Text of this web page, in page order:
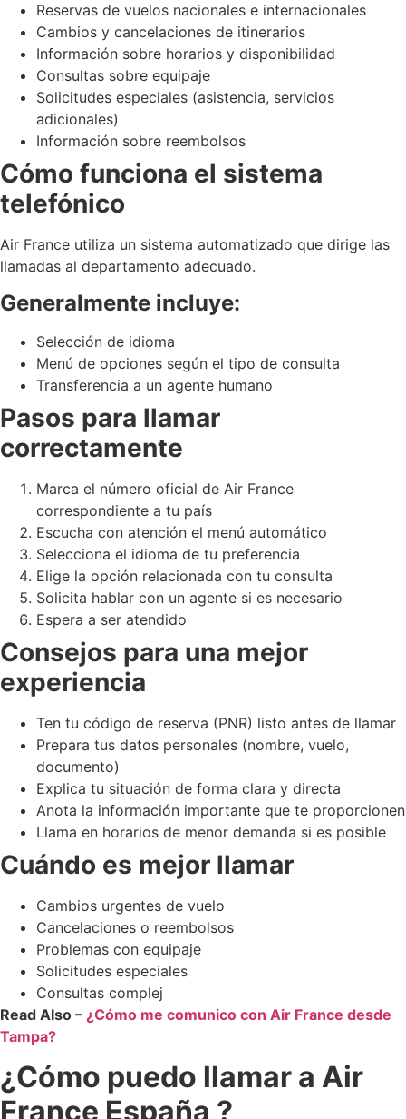
Reservas de vuelos nacionales e internacionales
Cambios y cancelaciones de itinerarios
Información sobre horarios y disponibilidad
Consultas sobre equipaje
Solicitudes especiales (asistencia, servicios
adicionales)
Información sobre reembolsos
Cómo funciona el sistema
telefónico
Air France utiliza un sistema automatizado que dirige las
llamadas al departamento adecuado.
Generalmente incluye:
Selección de idioma
Menú de opciones según el tipo de consulta
Transferencia a un agente humano
Pasos para llamar
correctamente
Marca el número oficial de Air France
correspondiente a tu país
Escucha con atención el menú automático
Selecciona el idioma de tu preferencia
Elige la opción relacionada con tu consulta
Solicita hablar con un agente si es necesario
Espera a ser atendido
Consejos para una mejor
experiencia
Ten tu código de reserva (PNR) listo antes de llamar
Prepara tus datos personales (nombre, vuelo,
documento)
Explica tu situación de forma clara y directa
Anota la información importante que te proporcionen
Llama en horarios de menor demanda si es posible
Cuándo es mejor llamar
Cambios urgentes de vuelo
Cancelaciones o reembolsos
Problemas con equipaje
Solicitudes especiales
Consultas complej
Read Also – ¿Cómo me comunico con Air France desde
Tampa?
¿Cómo puedo llamar a Air
France España ?